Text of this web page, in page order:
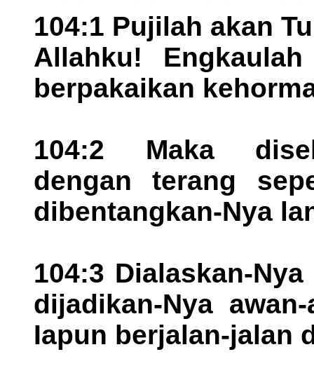
104:1 Pujilah akan
Allahku!
berpakaikan
104:2 Maka
dengan terang
dibentangkan-Nya
104:3 Dialaskan-
dijadikan-Nya
Iapun berjalan-jalan